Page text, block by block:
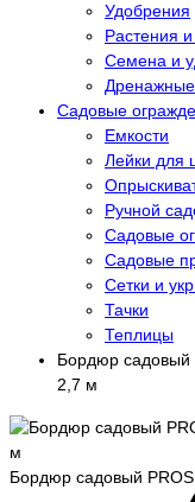
Удобрения
Растения
Семена и
Садовые
Емкости
Лейки для
Ручной
Садовые
Садовые
Сетки и
Тачки
Теплицы
Бордюр садовый
2,7 м
Бордюр садовый